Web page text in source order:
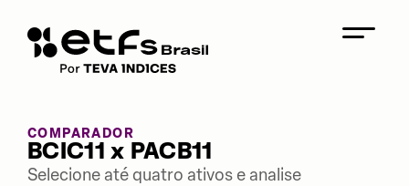
COMPARADOR
BCIC11 x PACB11
Selecione até quatro ativos e analise